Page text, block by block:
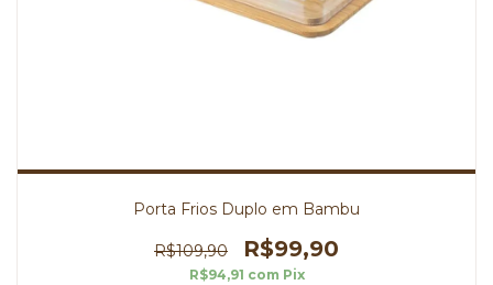
Porta Frios Duplo em Bambu
R$109,90 R$99,90
R$94,91 com Pix